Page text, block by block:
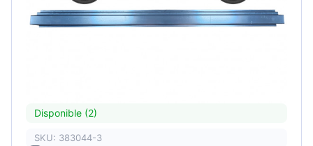
Disponible (2)
SKU: 383044-3